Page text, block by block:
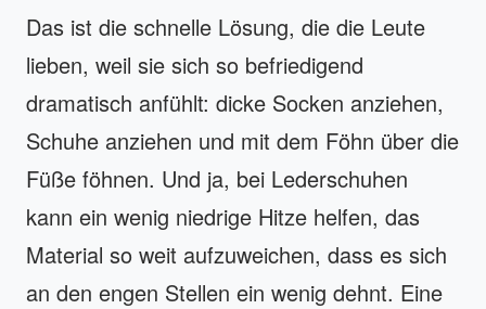
Das ist die schnelle Lösung, die die Leute
lieben, weil sie sich so befriedigend
dramatisch anfühlt: dicke Socken anziehen,
Schuhe anziehen und mit dem Föhn über die
Füße föhnen. Und ja, bei Lederschuhen
kann ein wenig niedrige Hitze helfen, das
Material so weit aufzuweichen, dass es sich
an den engen Stellen ein wenig dehnt. Eine